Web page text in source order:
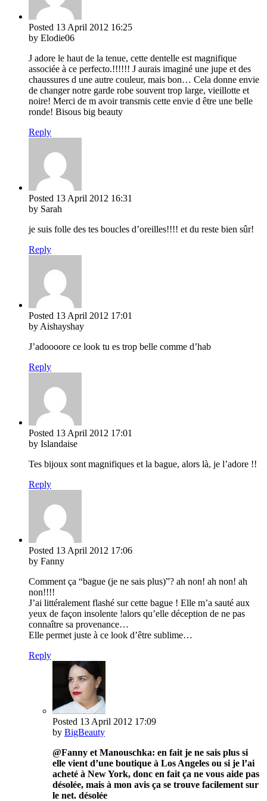
Posted 13 April 2012 16:25
by Elodie06
J adore le haut de la tenue, cette dentelle est magnifique
associée à ce perfecto.!!!!!! J aurais imaginé une jupe et des
chaussures d une autre couleur, mais bon… Cela donne envie
de changer notre garde robe souvent trop large, vieillotte et
noire! Merci de m avoir transmis cette envie d être une belle
ronde! Bisous big beauty
Reply
Posted 13 April 2012 16:31
by Sarah
je suis folle des tes boucles d’oreilles!!!! et du reste bien sûr!
Reply
Posted 13 April 2012 17:01
by Aishayshay
J’adoooore ce look tu es trop belle comme d’hab
Reply
Posted 13 April 2012 17:01
by Islandaise
Tes bijoux sont magnifiques et la bague, alors là, je l’adore !!
Reply
Posted 13 April 2012 17:06
by Fanny
Comment ça “bague (je ne sais plus)”? ah non! ah non! ah
non!!!!
J’ai littéralement flashé sur cette bague ! Elle m’a sauté aux
yeux de façon insolente !alors qu’elle déception de ne pas
connaître sa provenance…
Elle permet juste à ce look d’être sublime…
Reply
Posted 13 April 2012 17:09
by BigBeauty
@Fanny et Manouschka: en fait je ne sais plus si
elle vient d’une boutique à Los Angeles ou si je l’ai
acheté à New York, donc en fait ça ne vous aide pas
désolée, mais à mon avis ça se trouve facilement sur
le net. désolée